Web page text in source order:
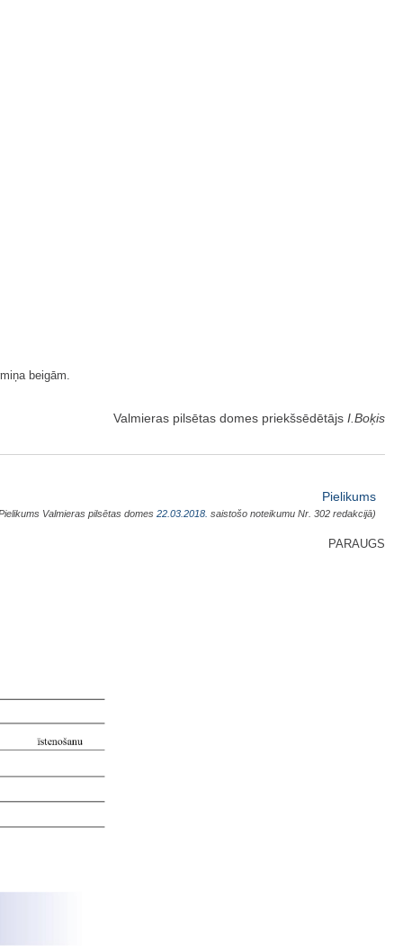
beigām.
Valmieras pilsētas domes priekšsēdētājs I.Boķis
Pielikums
Valmieras pilsētas domes 22.03.2018. saistošo noteikumu Nr. 302 redakcijā)
PARAUGS